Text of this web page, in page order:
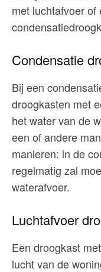
met luchtafvoer of
Condensatie
Bij een
droogkasten met
het water van de
een of andere
manieren: in de
regelmatig zal
waterafvoer.
Luchtafvoer
Een droogkast
lucht van de